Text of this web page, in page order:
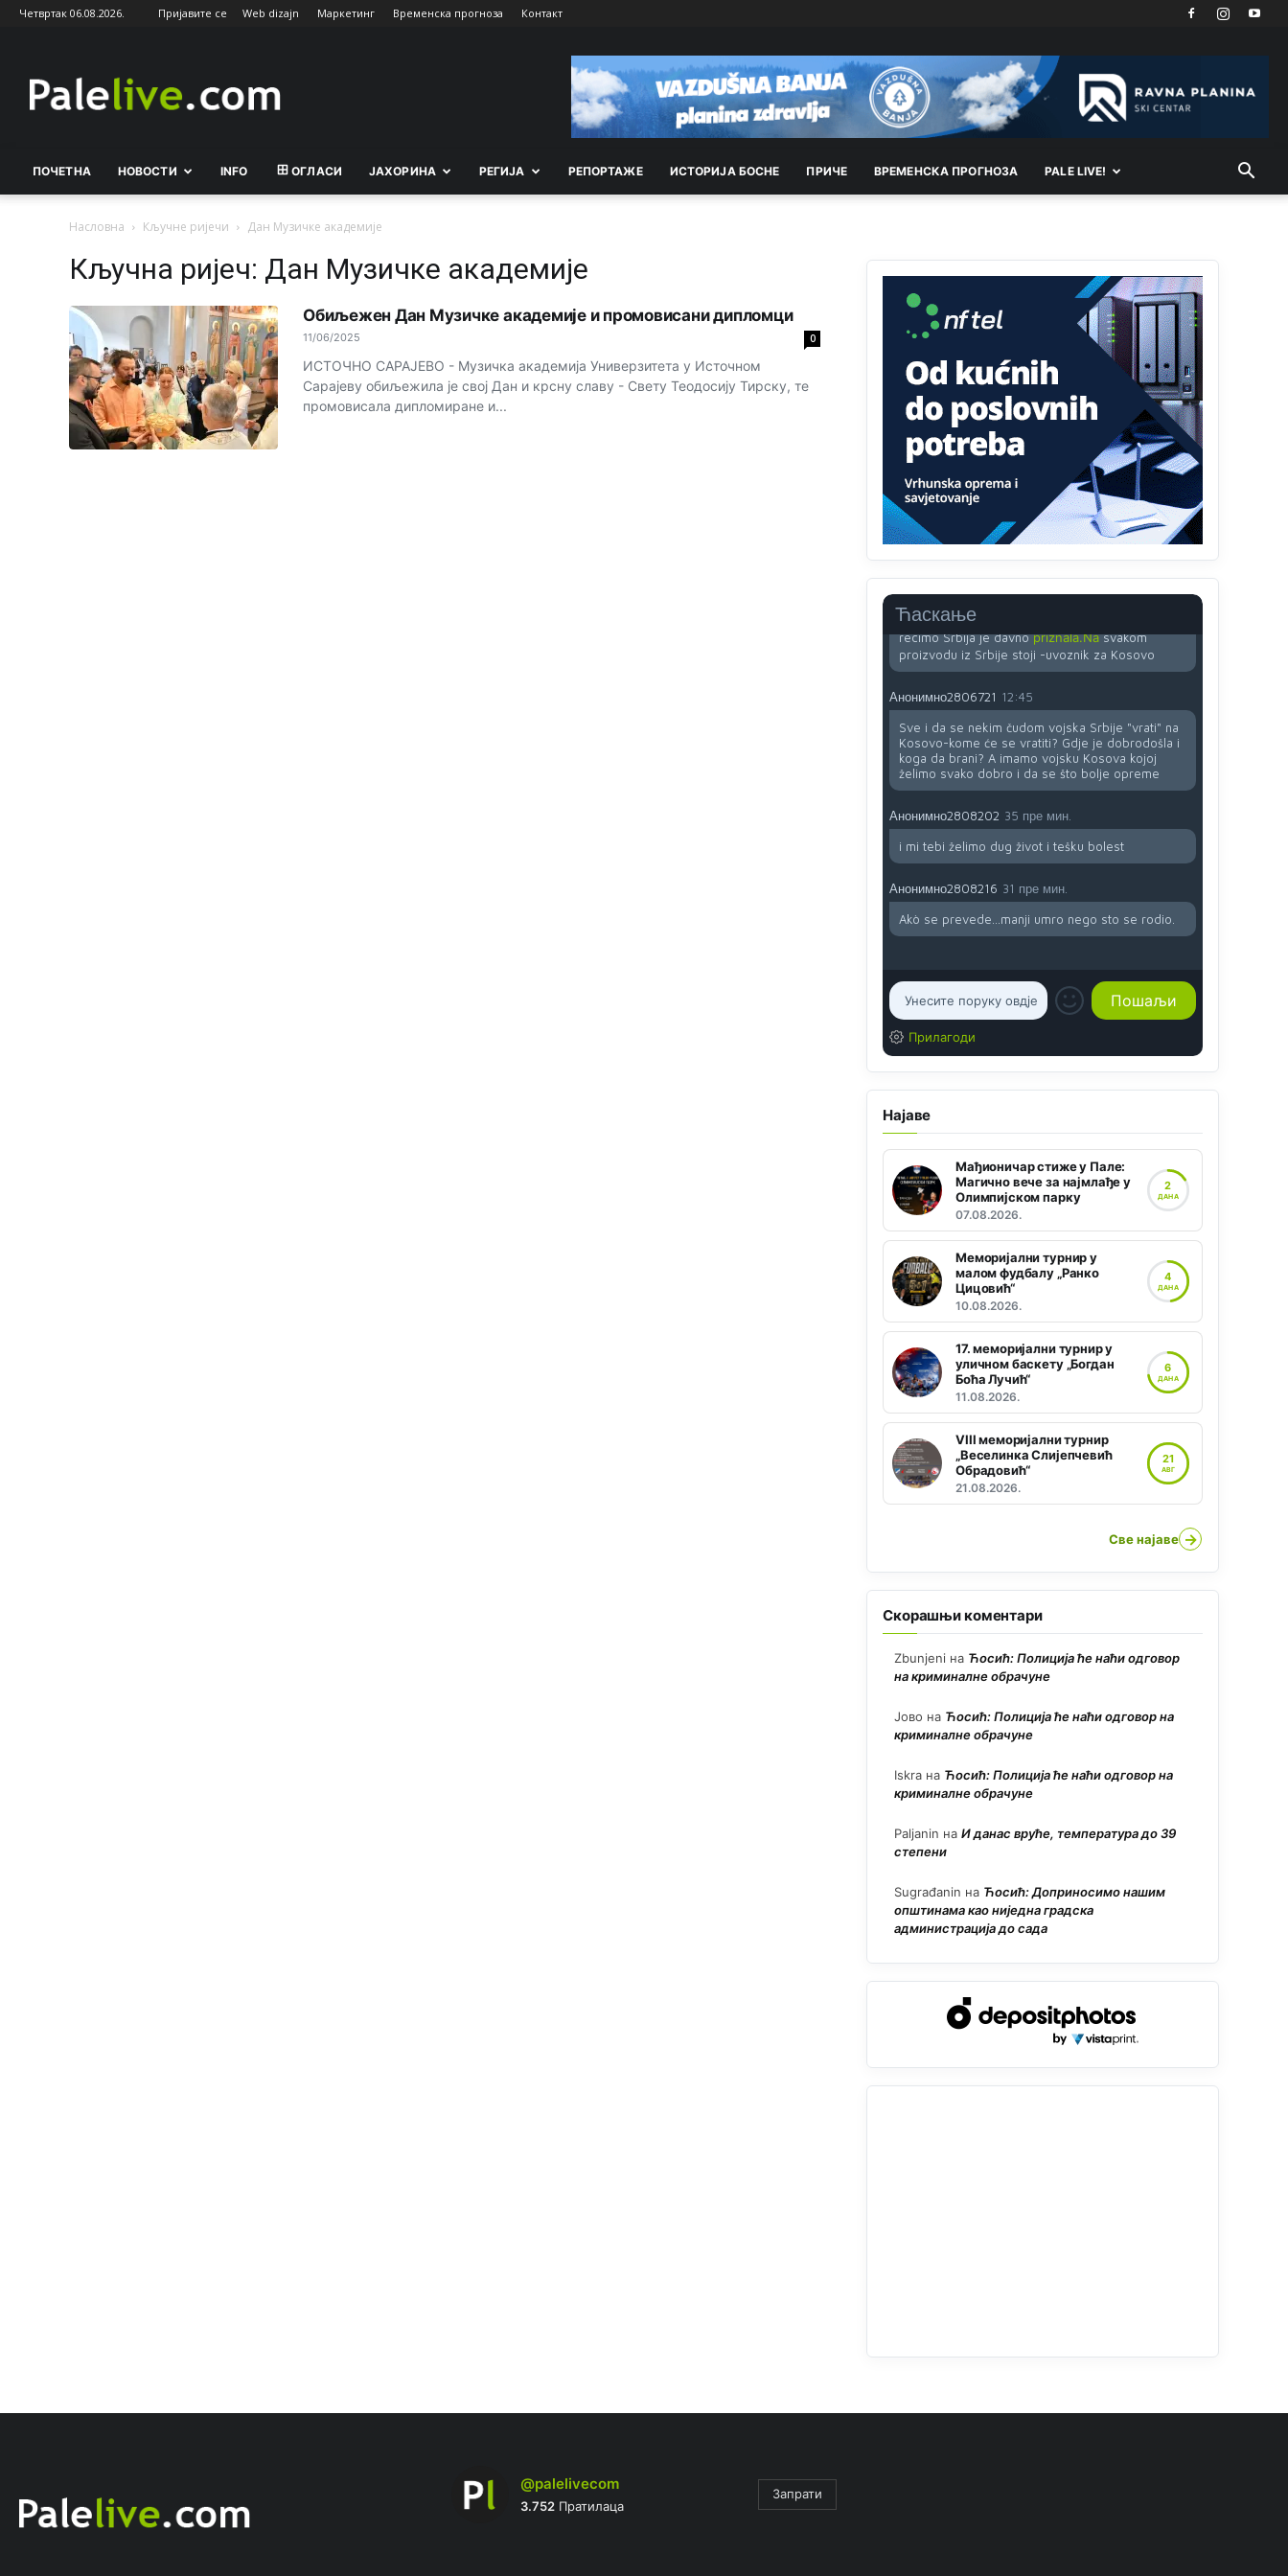
Четвртак 06.08.2026. Пријавите се Web dizajn Маркетинг Временска прогноза Контакт
ПОЧЕТНА НОВОСТИ INFO ОГЛАСИ ЈАХОРИНА РEГИЈА РEПОРТАЖE ИСТОРИЈА БОСНЕ ПРИЧЕ ВРEМEНСКА ПРОГНОЗА PALE LIVE!
Насловна Кључне ријечи Дан Музичке академије
Кључна ријеч: Дан Музичке академије
Обиљежен Дан Музичке академије и промовисани дипломци
11/06/2025 0
ИСТОЧНО САРАЈЕВО - Музичка академија Универзитета у Источном
Сарајеву обиљежила је свој Дан и крсну славу - Свету Теодосију Тирску, те
промовисала дипломиране и...
Ћаскање
Анонимно2807447
10:24
Техеран и нинџе по Палама
Анонимно2806721
Kosovo je država a manji BH entitet pokrajina.Što
pare a vi se smeškate .Da ne bi možda da vam
Анонимно2807791 11:39
БиХ није гласала да је тзв.Косово држава.
Лупаш ко к у р а ц по самару луди турко.
Dobro zboris 791,ovaj721 dok nije bilo
interneta,samo mu je porodica znala da je glup!
Анонимно2807895 12:18
Drzi pod kontrolom tri stvari jezik,karakter i
ponasanje...Uzivotu brani tri stvari:cast,prijatelja i
slabije.Izzivota iskljuci tri stvari uvredu,neznanje
izavist.Sve
dok si ziv gaji tri stvari
dobrotu,pamet i prijateljstvo!!
Анонимно2806721 12:39
791 BiH nije priznala Kosovo kao nezavisnu
državu jer genocidna tvorevina pravi smetnju a
recimo Srbija je davnopriznala.Nasvakom
proizvodu iz Srbije stoji -uvoznik za Kosovo
Анонимно2806721 12:45
Sve i da se nekim čudom vojska Srbije "vrati" na
Kosovo-kome će se vratiti? Gdje je dobrodošla i
koga da brani? A imamo vojsku Kosova kojoj
želimo svako dobro i da se što bolje opreme
Анонимно2808202 35 пре мин.
i mi tebi želimo dug život i tešku bolest
Анонимно2808216 31 пре мин.
Akò se prevede...manji umro nego sto se rodio.
Прилагоди
Најаве
Мађионичар стиже у Пале:
Магично вече за најмлађе у
Олимпијском парку
07.08.2026.
2
ДАНА
Меморијални турнир у
малом фудбалу „Ранко
Цицовић“
10.08.2026.
4
ДАНА
17. меморијални турнир у
уличном баскету „Богдан
Боћа Лучић“
11.08.2026.
6
ДАНА
VIII меморијални турнир
„Веселинка Слијепчевић
Обрадовић“
21.08.2026.
21
АВГ
Све најаве →
Скорашњи коментари
Zbunjeni на Ћосић: Полиција ће наћи одговор
на криминалне обрачуне
Јово на Ћосић: Полиција ће наћи одговор на
криминалне обрачуне
Iskra на Ћосић: Полиција ће наћи одговор на
криминалне обрачуне
Paljanin на И данас вруће, температура до 39
степени
Sugrađanin на Ћосић: Доприносимо нашим
општинама као ниједна градска
администрација до сада
@palelivecom
3.752Пратилаца
Запрати